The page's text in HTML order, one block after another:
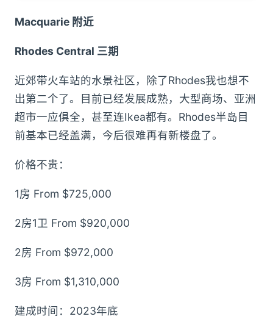
Macquarie 附近
Rhodes Central 三期
近郊带火车站的水景社区，除了Rhodes我也想不
出第二个了。目前已经发展成熟，大型商场、亚洲
超市一应俱全，甚至连Ikea都有。Rhodes半岛目
前基本已经盖满，今后很难再有新楼盘了。
价格不贵：
1房 From $725,000
2房1卫 From $920,000
2房 From $972,000
3房 From $1,310,000
建成时间：2023年底